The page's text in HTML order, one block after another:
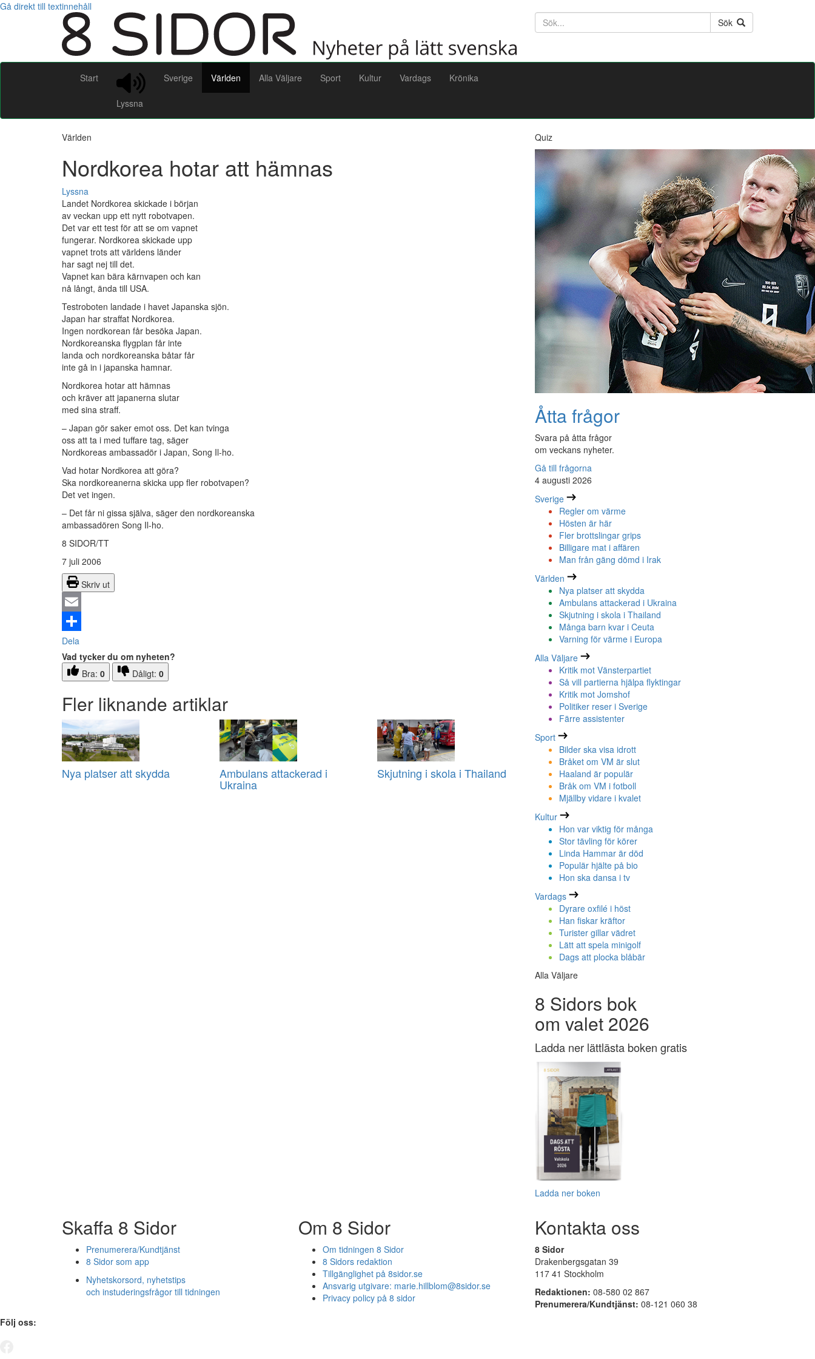
Gå direkt till textinnehåll
Söktext
Sök
Start
Lyssna
Sverige Världen Alla Väljare Sport Kultur Vardags Krönika
Världen
Nordkorea hotar att hämnas
Lyssna
Landet Nordkorea skickade i början
av veckan upp ett nytt robotvapen.
Det var ett test för att se om vapnet
fungerar. Nordkorea skickade upp
vapnet trots att världens länder
har sagt nej till det.
Vapnet kan bära kärnvapen och kan
nå långt, ända till USA.
Testroboten landade i havet Japanska sjön.
Japan har straffat Nordkorea.
Ingen nordkorean får besöka Japan.
Nordkoreanska flygplan får inte
landa och nordkoreanska båtar får
inte gå in i japanska hamnar.
Nordkorea hotar att hämnas
och kräver att japanerna slutar
med sina straff.
– Japan gör saker emot oss. Det kan tvinga
oss att ta i med tuffare tag, säger
Nordkoreas ambassadör i Japan, Song Il-ho.
Vad hotar Nordkorea att göra?
Ska nordkoreanerna skicka upp fler robotvapen?
Det vet ingen.
– Det får ni gissa själva, säger den nordkoreanska
ambassadören Song Il-ho.
8 SIDOR/TT
7 juli 2006
Skriv ut
Email
Dela
Vad tycker du om nyheten?
Bra: 0 Dåligt: 0
Fler liknande artiklar
Nya platser att skydda Ambulans attackerad i
Ukraina
Skjutning i skola i Thailand
Quiz
Åtta frågor
Svara på åtta frågor
om veckans nyheter.
Gå till frågorna
4 augusti 2026
Sverige
Regler om värme
Hösten är här
Fler brottslingar grips
Billigare mat i affären
Man från gäng dömd i Irak
Världen
Nya platser att skydda
Ambulans attackerad i Ukraina
Skjutning i skola i Thailand
Många barn kvar i Ceuta
Varning för värme i Europa
Alla Väljare
Kritik mot Vänsterpartiet
Så vill partierna hjälpa flyktingar
Kritik mot Jomshof
Politiker reser i Sverige
Färre assistenter
Sport
Bilder ska visa idrott
Bråket om VM är slut
Haaland är populär
Bråk om VM i fotboll
Mjällby vidare i kvalet
Kultur
Hon var viktig för många
Stor tävling för körer
Linda Hammar är död
Populär hjälte på bio
Hon ska dansa i tv
Vardags
Dyrare oxfilé i höst
Han fiskar kräftor
Turister gillar vädret
Lätt att spela minigolf
Dags att plocka blåbär
Alla Väljare
8 Sidors bok
om valet 2026
Ladda ner lättlästa boken gratis
Ladda ner boken
Skaffa 8 Sidor
Prenumerera/Kundtjänst
8 Sidor som app
Nyhetskorsord, nyhetstips
och instuderingsfrågor till tidningen
Om 8 Sidor
Om tidningen 8 Sidor
8 Sidors redaktion
Tillgänglighet på 8sidor.se
Ansvarig utgivare: marie.hillblom@8sidor.se
Privacy policy på 8 sidor
Kontakta oss
8 Sidor
Drakenbergsgatan 39
117 41 Stockholm
Redaktionen: 08-580 02 867
Prenumerera/Kundtjänst: 08-121 060 38
Följ oss: